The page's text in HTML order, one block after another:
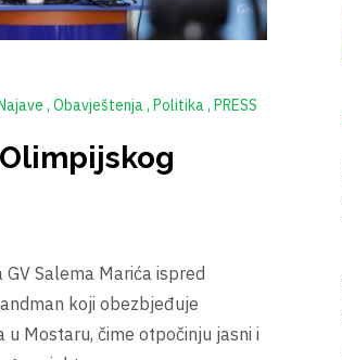
Politika PRESS
Salema Marića ispred
koji obezbjeđuje
Mostaru, čime otpočinju jasni i